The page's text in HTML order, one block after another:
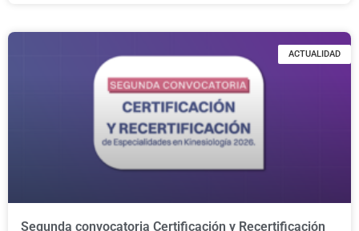
ACTUALIDAD
Segunda convocatoria Certificación y Recertificación